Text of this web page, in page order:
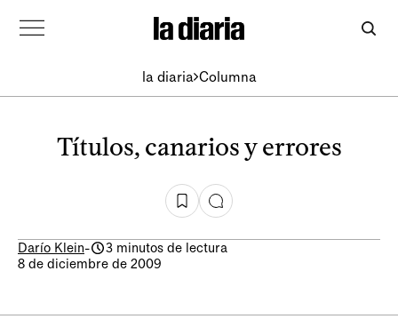
la diaria Columna
Títulos, canarios y errores
Darío Klein-
3 minutos de lectura
8 de diciembre de 2009